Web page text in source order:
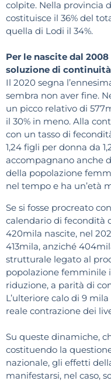
colpite. Nella provincia
costituisce il 36% del
quella di Lodi il 34%.
Per le nascite dal
soluzione di continuità
Il 2020 segna
sembra non aver fine.
un picco relativo di
il 30% in meno. Alla
con un tasso di
1,24 figli per donna da
accompagnano anche
della popolazione
nel tempo e ha un’età
Se si fosse procreato
calendario di fecondità
420mila nascite, nel
413mila, anziché
strutturale legato al
popolazione femminile
riduzione, a parità di
L’ulteriore calo di 9
reale contrazione dei
Su queste dinamiche,
costituendo la
nazionale, gli effetti
manifestarsi, nel caso,